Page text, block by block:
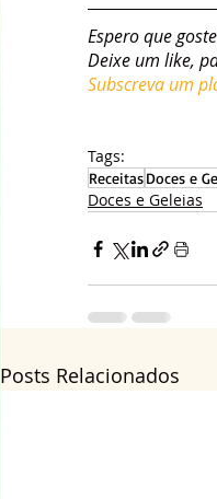
Espero que
Deixe um like,
Subscreva um
Tags:
ReceitasDoces e
Doces e Geleias
Posts Relacionados